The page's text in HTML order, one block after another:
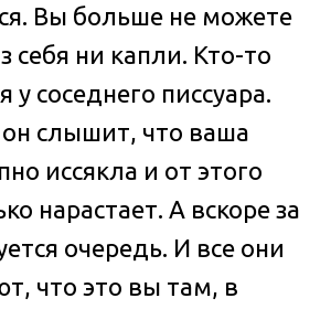
Вы больше не можете
себя ни капли. Кто-то
у соседнего писсуара.
он слышит, что ваша
иссякла и от этого
нарастает. А вскоре за
очередь. И все они
что это вы там, в